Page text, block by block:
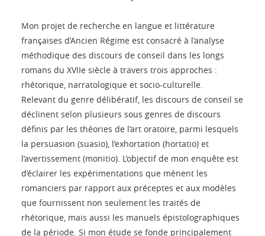
Mon projet de recherche en langue et littérature
françaises d’Ancien Régime est consacré à l’analyse
méthodique des discours de conseil dans les longs
romans du XVIIe siècle à travers trois approches :
rhétorique, narratologique et socio-culturelle.
Relevant du genre délibératif, les discours de conseil se
déclinent selon plusieurs sous genres de discours
définis par les théories de l’art oratoire, parmi lesquels
la persuasion (suasio), l’exhortation (hortatio) et
l’avertissement (monitio). L’objectif de mon enquête est
d’éclairer les expérimentations que mènent les
romanciers par rapport aux préceptes et aux modèles
que fournissent non seulement les traités de
rhétorique, mais aussi les manuels épistolographiques
de la période. Si mon étude se fonde principalement